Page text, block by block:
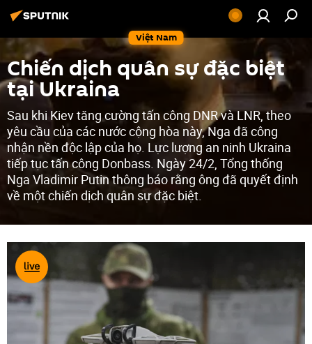
Việt Nam
Chiến dịch quân sự đặc biệt
tại Ukraina
Sau khi Kiev tăng cường tấn công DNR và LNR, theo
yêu cầu của các nước cộng hòa này, Nga đã công
nhận nền độc lập của họ. Lực lượng an ninh Ukraina
tiếp tục tấn công Donbass. Ngày 24/2, Tổng thống
Nga Vladimir Putin thông báo rằng ông đã quyết định
về một chiến dịch quân sự đặc biệt.